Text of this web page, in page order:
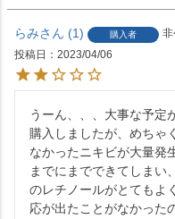
らみ 1 購入者
非
投稿日
2023/04/06
うーん、、、大事な予定
購入しましたが、めちゃ
なかったニキビが大量発
までにまでできてしまい
のレチノールがとてもよ
応が出たことがなかった